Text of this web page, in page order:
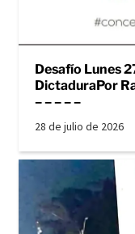
Desafío Lunes
DictaduraPor
– – – – –
28 de julio de 2026